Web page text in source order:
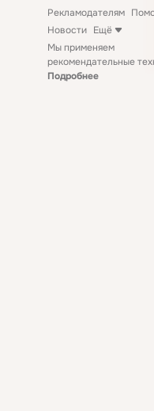
Рекламодателям
Новости Ещё
Мы применяем
рекомендательные
Подробнее